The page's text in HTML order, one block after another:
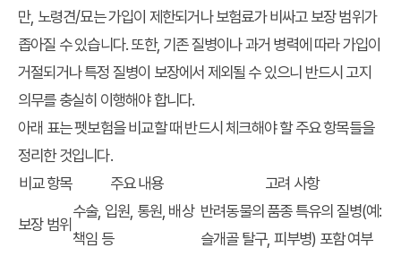
만, 노령견/묘는 가입이 제한되거나 보험료가 비싸고 보장 범위가
좁아질 수 있습니다. 또한, 기존 질병이나 과거 병력에 따라 가입이
거절되거나 특정 질병이 보장에서 제외될 수 있으니 반드시 고지
의무를 충실히 이행해야 합니다.
아래 표는 펫보험을 비교할 때 반드시 체크해야 할 주요 항목들을
정리한 것입니다.
비교 항목
주요 내용 고려 사항
보장 범위
수술, 입원, 통원, 배상
책임 등
반려동물의 품종 특유의 질병(예:
슬개골 탈구, 피부병) 포함 여부